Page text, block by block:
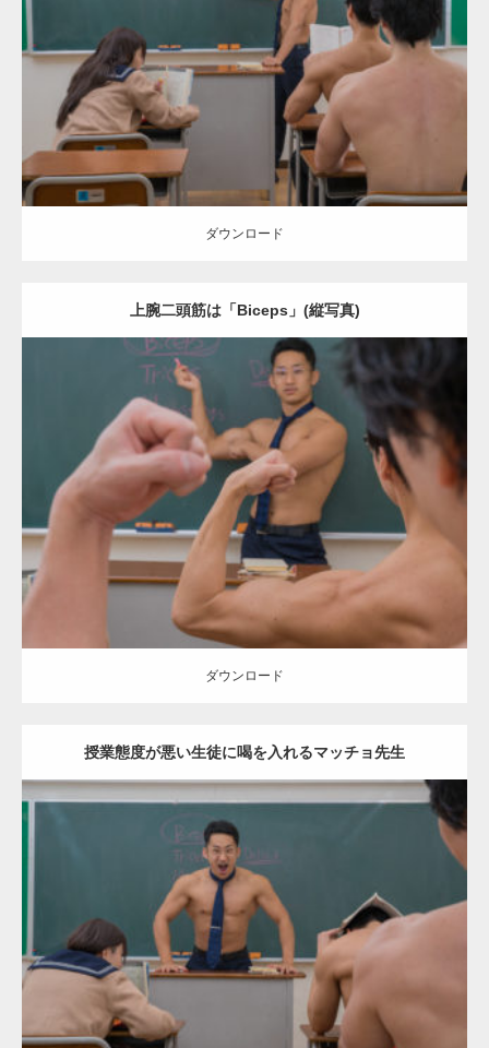
学校のマッチョ AKIHITO(細マッチョ) SOSUKE
外
資系筋肉 Kaori
ダウンロード
ダウンロード
上腕二頭筋は「Biceps」(縦写真)
Update:2021.07.7
Category: 学校のマッチョ kaichanAKIHITO(細マッチョ) SOSUKE
資系筋肉 上腕二頭筋 肩
ダウンロード
ダウンロード
授業態度が悪い生徒に喝を入れるマッチョ先生
Update: 2021.07.8
学校のマッチョ kaichanAKIHITO(細マッチョ) SOSUKE
外
資系筋肉
Kaori
ダウンロード